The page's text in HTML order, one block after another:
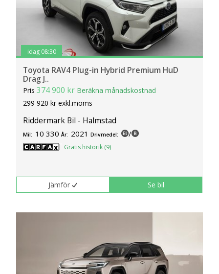
idag 08:30
Toyota RAV4 Plug-in Hybrid Premium HuD
Drag J..
Pris374 900 kr Beräkna månadskostnad
299 920 kr exkl.moms
Riddermark Bil - Halmstad
Mil: 10 330 År: 2021 Drivmedel: /
Gratis historik (9)
Jämför Se bil